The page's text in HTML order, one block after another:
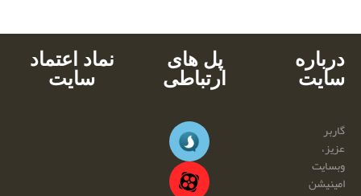
درباره
سایت
پل های
ارتباطی
نماد اعتماد
سایت
گاربر
عزیز،
وبسایت
امینیشن